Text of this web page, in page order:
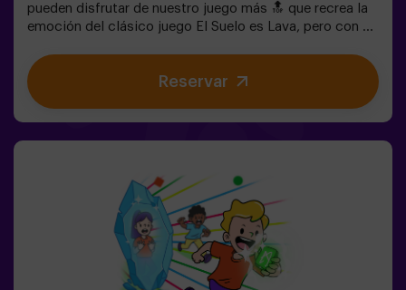
pueden disfrutar de nuestro juego más 🔝 que recrea la
emoción del clásico juego El Suelo es Lava, pero con un
dinámicos y coloridos que estimulan el cuerpo y la
mente🎉 Ideal para fiestas infantiles y
cumpleaños emocionantes🎁 Recuerdos inolvidables y
seguir jugando.👧👦 Para niños de 5 a 9 años. Si tienen
10 años o más, ¡la versión clásica de Pulse Up: El Suelo
es Lava es perfecta para ellos!Los niños deberán
colaborar, pensar rápido y moverse aún más rápido para
superar todos los retos. ¡Verán su progreso en tiempo
real en pantalla y celebrarán cada victoria como un
Reservar